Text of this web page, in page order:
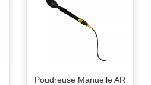
Poudreuse Manuelle AR